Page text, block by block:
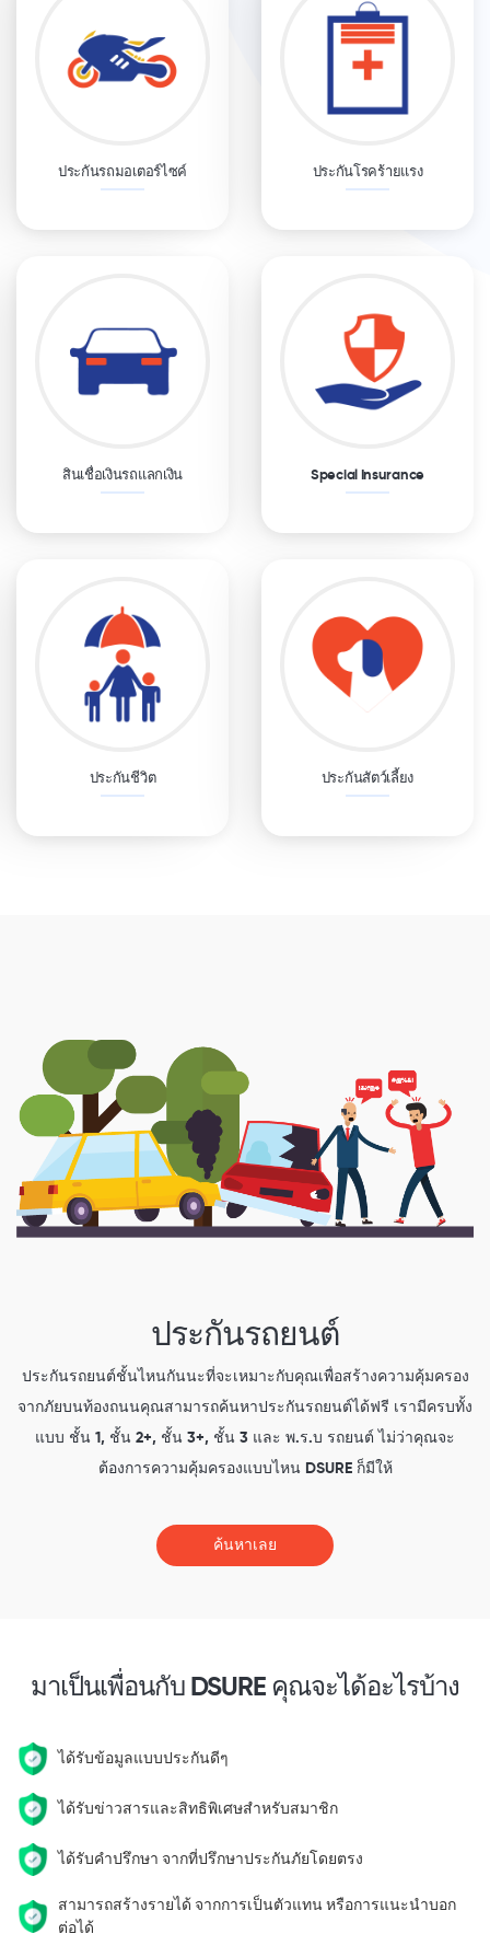
ประกันรถมอเตอร์ไซค์ ประกันโรคร้ายแรง
สินเชื่อเงินรถแลกเงิน Special Insurance
ประกันชีวิต ประกันสัตว์เลี้ยง
ประกันรถยนต์
ประกันรถยนต์ชั้นไหนกันนะที่จะเหมาะกับคุณเพื่อสร้างความคุ้มครอง
จากภัยบนท้องถนนคุณสามารถค้นหาประกันรถยนต์ได้ฟรี เรามีครบทั้ง
แบบ ชั้น 1, ชั้น 2+, ชั้น 3+, ชั้น 3 และ พ.ร.บ รถยนต์ ไม่ว่าคุณจะ
ต้องการความคุ้มครองแบบไหน DSURE ก็มีให้
ค้นหาเลย
มาเป็นเพื่อนกับ DSURE คุณจะได้อะไรบ้าง
ได้รับข้อมูลแบบประกันดีๆ
ได้รับข่าวสารและสิทธิพิเศษสำหรับสมาชิก
ได้รับคำปรึกษา จากที่ปรึกษาประกันภัยโดยตรง
สามารถสร้างรายได้ จากการเป็นตัวแทน หรือการแนะนำบอก
ต่อได้